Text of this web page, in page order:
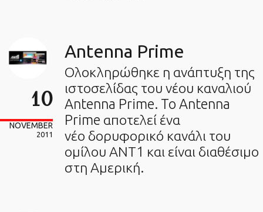
10
NOVEMBER
2011
Antenna Prime
Ολοκληρώθηκε η ανάπτυξη της
ιστοσελίδας του νέου καναλιού
Antenna Prime. To Antenna
Prime αποτελεί ένα
νέο δορυφορικό κανάλι του
ομίλου ΑΝΤ1 και είναι διαθέσιμο
στη Αμερική.